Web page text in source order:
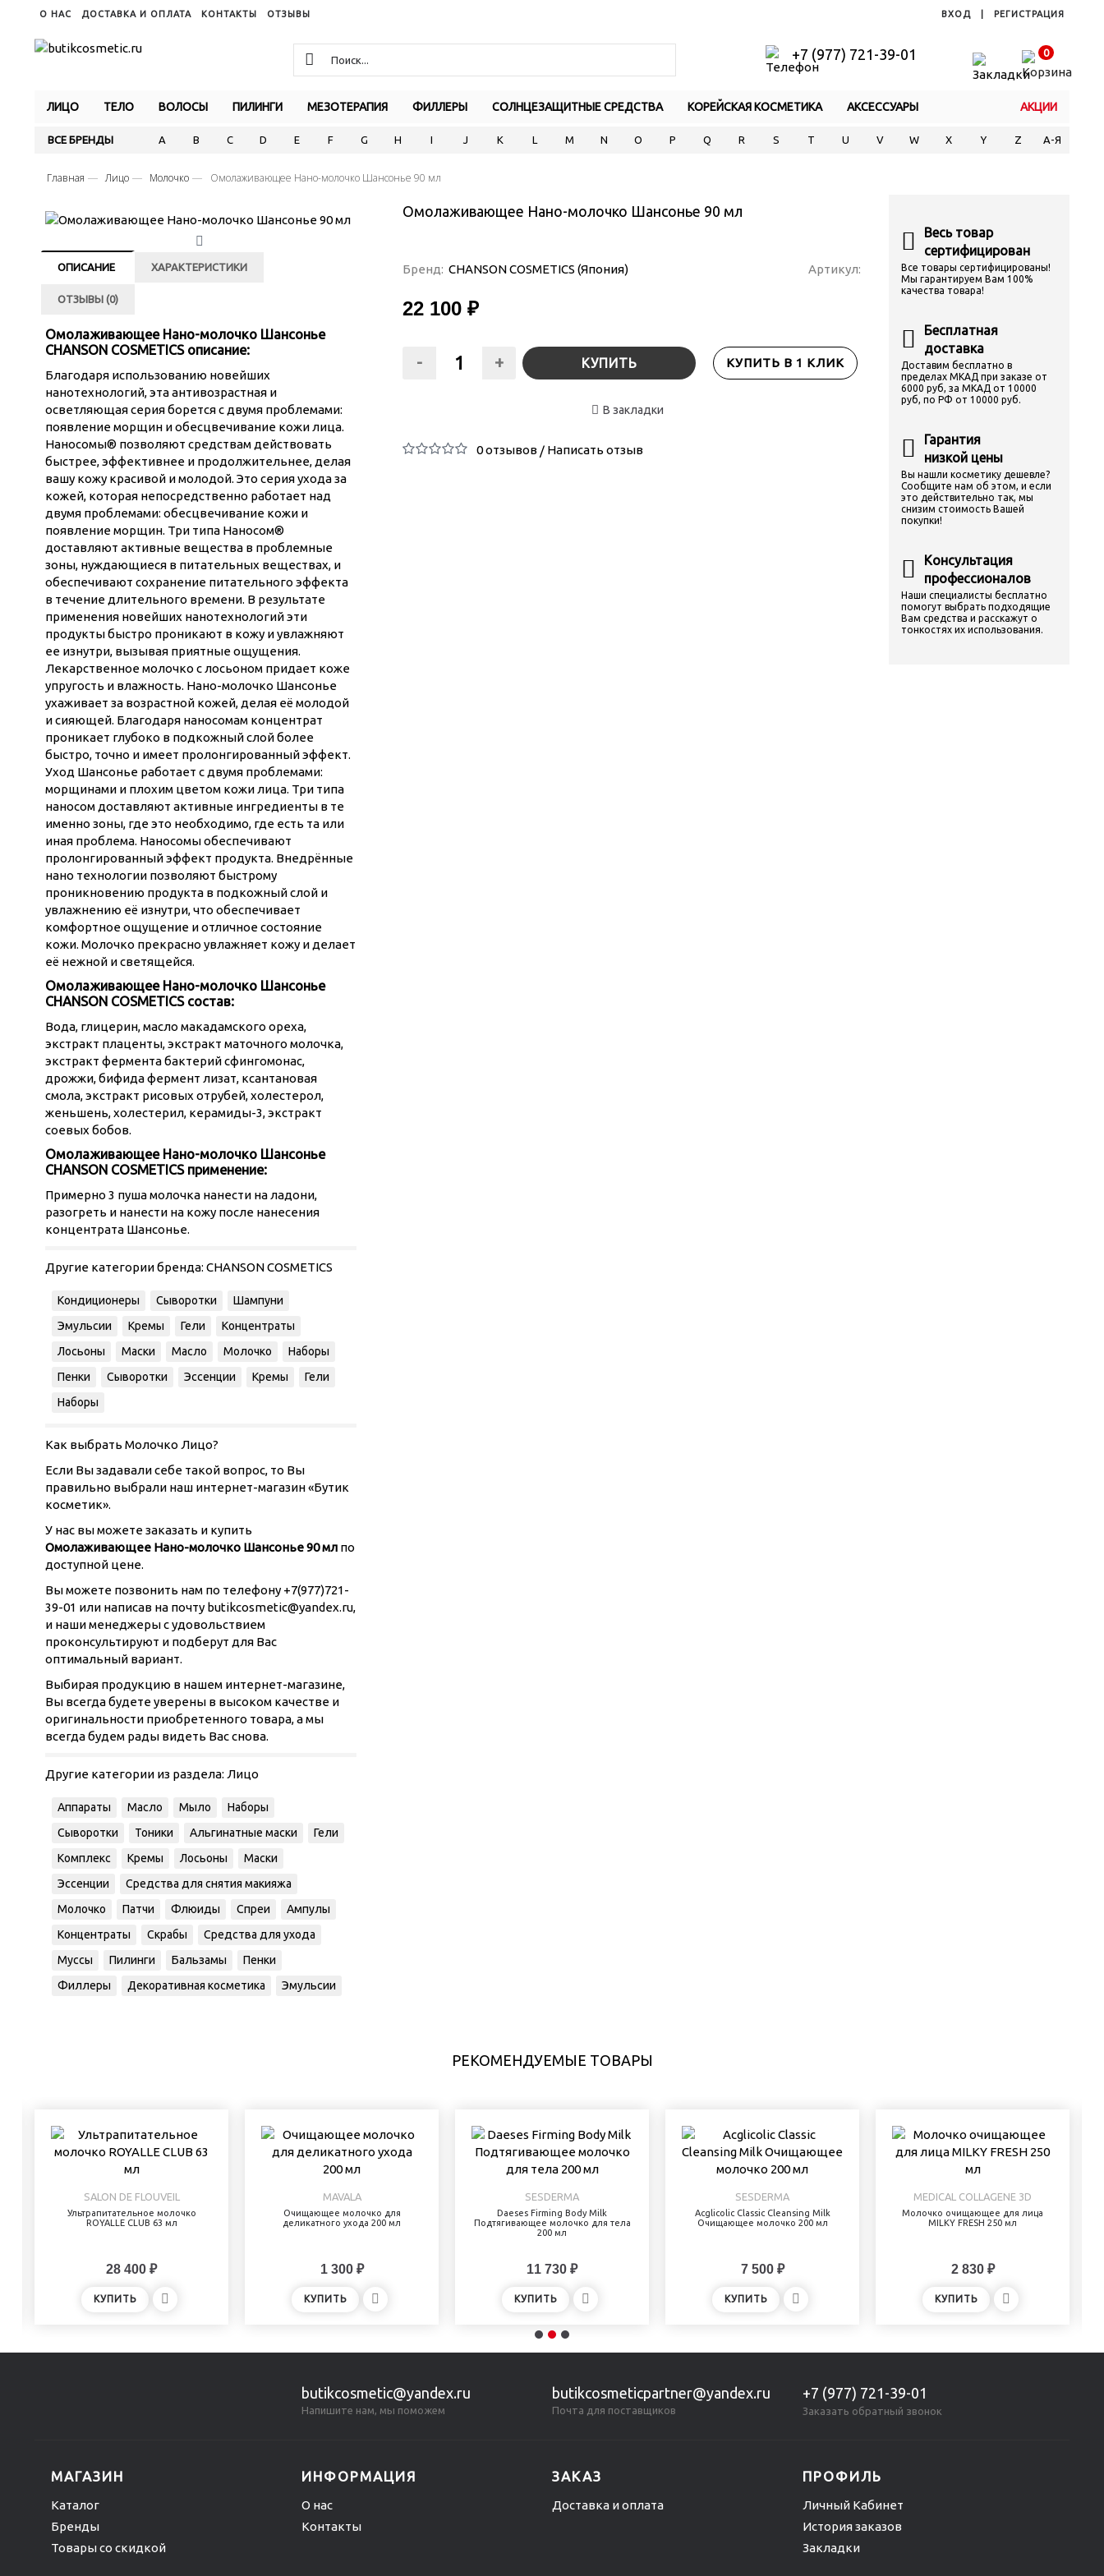
О НАС ДОСТАВКА И ОПЛАТА КОНТАКТЫ ОТЗЫВЫ ВХОД РЕГИСТРАЦИЯ
+7 (977) 721-39-01 0
ЛИЦО ТЕЛО ВОЛОСЫ ПИЛИНГИ МЕЗОТЕРАПИЯ ФИЛЛЕРЫ СОЛНЦЕЗАЩИТНЫЕ СРЕДСТВА КОРЕЙСКАЯ КОСМЕТИКА АКСЕССУАРЫ АКЦИИ
ВСЕ БРЕНДЫ A B C D E F G H I J K L M N O P Q R S T U V W X Y Z А-Я
Главная Лицо Молочко Омолаживающее Нано-молочко Шансонье 90 мл
Весь товар
сертифицирован
Все товары сертифицированы!
Мы гарантируем Вам 100%
качества товара!
Бесплатная
доставка
Доставим бесплатно в
пределах МКАД при заказе от
6000 руб, за МКАД от 10000
руб, по РФ от 10000 руб.
Гарантия
низкой цены
Вы нашли косметику дешевле?
Сообщите нам об этом, и если
это действительно так, мы
снизим стоимость Вашей
покупки!
Консультация
профессионалов
Наши специалисты бесплатно
помогут выбрать подходящие
Вам средства и расскажут о
тонкостях их использования.
ОПИСАНИЕ ХАРАКТЕРИСТИКИ
ОТЗЫВЫ (0)
Омолаживающее Нано-молочко Шансонье
CHANSON COSMETICS описание:
Благодаря использованию новейших
нанотехнологий, эта антивозрастная и
осветляющая серия борется с двумя проблемами:
появление морщин и обесцвечивание кожи лица.
Наносомы® позволяют средствам действовать
быстрее, эффективнее и продолжительнее, делая
вашу кожу красивой и молодой. Это серия ухода за
кожей, которая непосредственно работает над
двумя проблемами: обесцвечивание кожи и
появление морщин. Три типа Наносом®
доставляют активные вещества в проблемные
зоны, нуждающиеся в питательных веществах, и
обеспечивают сохранение питательного эффекта
в течение длительного времени. В результате
применения новейших нанотехнологий эти
продукты быстро проникают в кожу и увлажняют
ее изнутри, вызывая приятные ощущения.
Лекарственное молочко с лосьоном придает коже
упругость и влажность. Нано-молочко Шансонье
ухаживает за возрастной кожей, делая её молодой
и сияющей. Благодаря наносомам концентрат
проникает глубоко в подкожный слой более
быстро, точно и имеет пролонгированный эффект.
Уход Шансонье работает с двумя проблемами:
морщинами и плохим цветом кожи лица. Три типа
наносом доставляют активные ингредиенты в те
именно зоны, где это необходимо, где есть та или
иная проблема. Наносомы обеспечивают
пролонгированный эффект продукта. Внедрённые
нано технологии позволяют быстрому
проникновению продукта в подкожный слой и
увлажнению её изнутри, что обеспечивает
комфортное ощущение и отличное состояние
кожи. Молочко прекрасно увлажняет кожу и делает
её нежной и светящейся.
Омолаживающее Нано-молочко Шансонье
CHANSON COSMETICS состав:
Вода, глицерин, масло макадамского ореха,
экстракт плаценты, экстракт маточного молочка,
экстракт фермента бактерий сфингомонас,
дрожжи, бифида фермент лизат, ксантановая
смола, экстракт рисовых отрубей, холестерол,
женьшень, холестерил, керамиды-3, экстракт
соевых бобов.
Омолаживающее Нано-молочко Шансонье
CHANSON COSMETICS применение:
Примерно 3 пуша молочка нанести на ладони,
разогреть и нанести на кожу после нанесения
концентрата Шансонье.
Другие категории бренда: CHANSON COSMETICS
Кондиционеры Сыворотки
Шампуни
Эмульсии
Кремы Гели
Концентраты
Лосьоны
Маски Масло Молочко
Наборы
Пенки
Сыворотки Эссенции Кремы
Гели
Наборы
Как выбрать Молочко Лицо?
Если Вы задавали себе такой вопрос, то Вы
правильно выбрали наш интернет-магазин «Бутик
косметик».
У нас вы можете заказать и купить
Омолаживающее Нано-молочко Шансонье 90 мл по
доступной цене.
Вы можете позвонить нам по телефону +7(977)721-
39-01 или написав на почту butikcosmetic@yandex.ru,
и наши менеджеры с удовольствием
проконсультируют и подберут для Вас
оптимальный вариант.
Выбирая продукцию в нашем интернет-магазине,
Вы всегда будете уверены в высоком качестве и
оригинальности приобретенного товара, а мы
всегда будем рады видеть Вас снова.
Другие категории из раздела: Лицо
Аппараты Масло Мыло
Наборы
Сыворотки
Тоники Альгинатные маски
Гели
Комплекс
Кремы Лосьоны
Маски
Эссенции
Средства для снятия макияжа
Молочко
Патчи Флюиды Спреи
Ампулы
Концентраты
Скрабы
Средства для ухода
Муссы
Пилинги Бальзамы
Пенки
Филлеры
Декоративная косметика Эмульсии
Омолаживающее Нано-молочко Шансонье 90 мл
Бренд: CHANSON COSMETICS (Япония) Артикул:
22 100 ₽
- + КУПИТЬ КУПИТЬ В 1 КЛИК
В закладки
0 отзывов/ Написать отзыв
РЕКОМЕНДУЕМЫЕ ТОВАРЫ
SALON DE FLOUVEIL
Ультрапитательное молочко
ROYALLE CLUB 63 мл
28 400 ₽
КУПИТЬ
MAVALA
Очищающее молочко для
деликатного ухода 200 мл
1 300 ₽
КУПИТЬ
SESDERMA
Daeses Firming Body Milk
Подтягивающее молочко для тела
200 мл
11 730 ₽
КУПИТЬ
SESDERMA
Acglicolic Classic Cleansing Milk
Очищающее молочко 200 мл
7 500 ₽
КУПИТЬ
MEDICAL COLLAGENE 3D
Молочко очищающее для лица
MILKY FRESH 250 мл
2 830 ₽
КУПИТЬ
butikcosmetic@yandex.ru
Напишите нам, мы поможем
butikcosmeticpartner@yandex.ru
Почта для поставщиков
+7 (977) 721-39-01
Заказать обратный звонок
МАГАЗИН
Каталог
Бренды
Товары со скидкой
ИНФОРМАЦИЯ
О нас
Контакты
ЗАКАЗ
Доставка и оплата
ПРОФИЛЬ
Личный Кабинет
История заказов
Закладки